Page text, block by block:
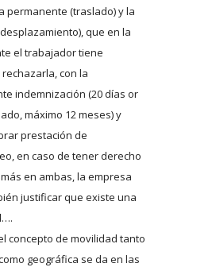
permanente (traslado) y la
que en la
el trabajador tiene
con la
indemnización (20 días or
máximo 12 meses) y
prestación de
en caso de tener derecho
en ambas, la empresa
justificar que existe una
concepto de movilidad tanto
geográfica se da en las